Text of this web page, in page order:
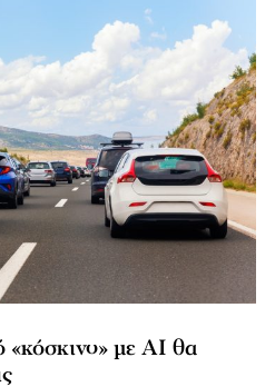
με AI θα